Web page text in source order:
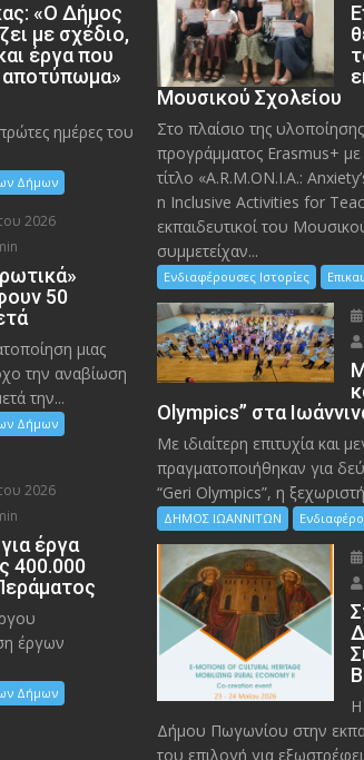
«Ο Δήμος
με σχέδιο,
έργα που
ημέρες του
Δήμων
2026
50
μιας
την αναβίωση
την...
Δήμων
2026
έργα
400.000
έργων
Δήμων
Μουσικού Σχολείου
Στο πλαίσιο της
προγράμματος Erasmus+ με
τίτλο «A.R.M.ON.I.A.:
n Inclusive Activities for
εκπαιδευτικοί του
συμμετείχαν...
Ενδιαφέρουσες Ιστορίες
Olympics” στα
Με ιδιαίτερη επιτυχία και
πραγματοποιήθηκαν για
“Geri Olympics”, η
ΔΗΜΟΣ ΙΩΑΝΝΙΤΩΝ
Δήμου Πωγωνίου στην
του επιλογή για